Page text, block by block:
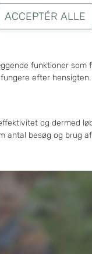
Slagelse
funktioner som
efter hensigten.
og dermed
antal besøg og brug